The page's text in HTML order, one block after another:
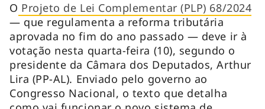
O Projeto de Lei Complementar (PLP) 68/2024
— que regulamenta a reforma tributária
aprovada no fim do ano passado — deve ir à
votação nesta quarta-feira (10), segundo o
presidente da Câmara dos Deputados, Arthur
Lira (PP-AL). Enviado pelo governo ao
Congresso Nacional, o texto que detalha